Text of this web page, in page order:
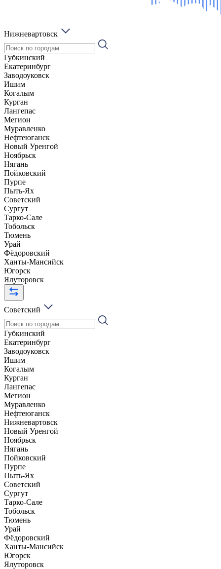
Нижневартовск
Губкинский
Екатеринбург
Заводоуковск
Ишим
Когалым
Курган
Лангепас
Мегион
Муравленко
Нефтеюганск
Новый Уренгой
Ноябрьск
Нягань
Пойковский
Пурпе
Пыть-Ях
Советский
Сургут
Тарко-Сале
Тобольск
Тюмень
Урай
Фёдоровский
Ханты-Мансийск
Югорск
Ялуторовск
Советский
Губкинский
Екатеринбург
Заводоуковск
Ишим
Когалым
Курган
Лангепас
Мегион
Муравленко
Нефтеюганск
Нижневартовск
Новый Уренгой
Ноябрьск
Нягань
Пойковский
Пурпе
Пыть-Ях
Советский
Сургут
Тарко-Сале
Тобольск
Тюмень
Урай
Фёдоровский
Ханты-Мансийск
Югорск
Ялуторовск